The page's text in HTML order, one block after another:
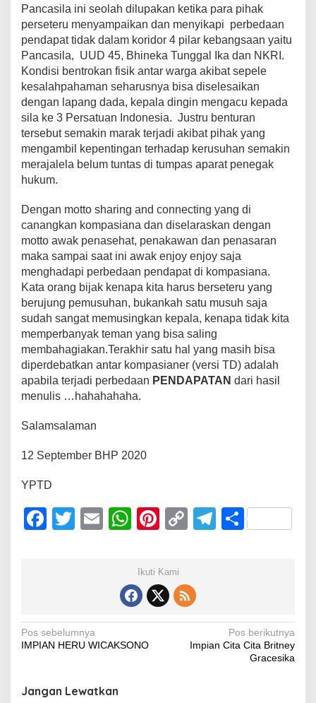
Pancasila ini seolah dilupakan ketika para pihak
perseteru menyampaikan dan menyikapi perbedaan
pendapat tidak dalam koridor 4 pilar kebangsaan yaitu
Pancasila, UUD 45, Bhineka Tunggal Ika dan NKRI.
Kondisi bentrokan fisik antar warga akibat sepele
kesalahpahaman seharusnya bisa diselesaikan
dengan lapang dada, kepala dingin mengacu kepada
sila ke 3 Persatuan Indonesia. Justru benturan
tersebut semakin marak terjadi akibat pihak yang
mengambil kepentingan terhadap kerusuhan semakin
merajalela belum tuntas di tumpas aparat penegak
hukum.
Dengan motto sharing and connecting yang di
canangkan kompasiana dan diselaraskan dengan
motto awak penasehat, penakawan dan penasaran
maka sampai saat ini awak enjoy enjoy saja
menghadapi perbedaan pendapat di kompasiana.
Kata orang bijak kenapa kita harus berseteru yang
berujung pemusuhan, bukankah satu musuh saja
sudah sangat memusingkan kepala, kenapa tidak kita
memperbanyak teman yang bisa saling
membahagiakan.Terakhir satu hal yang masih bisa
diperdebatkan antar kompasianer (versi TD) adalah
apabila terjadi perbedaan PENDAPATAN dari hasil
menulis …hahahahaha.
Salamsalaman
12 September BHP 2020
YPTD
F
o
o
T
E
W
at
s
A
p
Pi
er
e
st
C
y
Li
k
T
m
S
Ikuti Kami
Navigasi
pos
Pos sebelumnya
IMPIAN HERU WICAKSONO
Pos berikutnya
Impian Cita Cita Britney
Gracesika
Jangan Lewatkan